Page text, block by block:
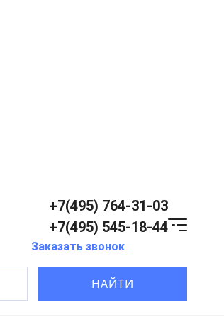
+7(495) 764-31-03
+7(495) 545-18-44
Заказать звонок
НАЙТИ